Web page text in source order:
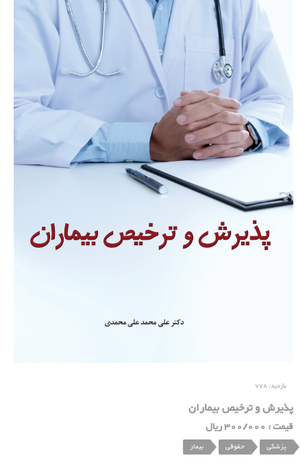
بازدید: 778
پذیرش و ترخیص بیماران
قیمت : 300/000 ریال
پزشکی حقوقی بیمار